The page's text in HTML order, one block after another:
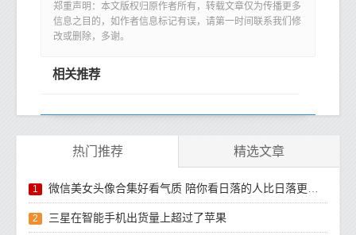
郑重声明：本文版权归原作者所有，转载文章仅为传播更多
信息之目的，如作者信息标记有误，请第一时间联系我们修
改或删除，多谢。
相关推荐
热门推荐 精选文章
1 微信美女头像合集好看气质 陪你看日落的人比日落更浪漫
2 三星在智能手机出货量上超过了苹果